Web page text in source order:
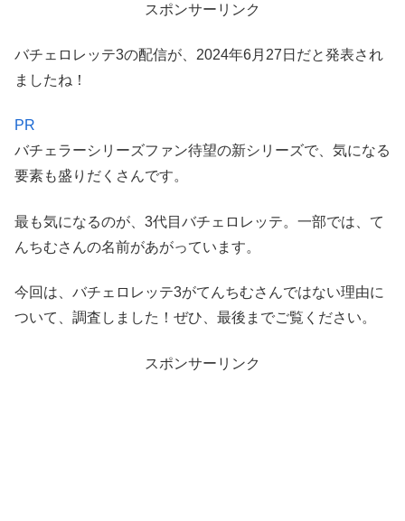
スポンサーリンク
バチェロレッテ3の配信が、2024年6月27日だと発表され
ましたね！
PR
バチェラーシリーズファン待望の新シリーズで、気になる
要素も盛りだくさんです。
最も気になるのが、3代目バチェロレッテ。一部では、て
んちむさんの名前があがっています。
今回は、バチェロレッテ3がてんちむさんではない理由に
ついて、調査しました！ぜひ、最後までご覧ください。
スポンサーリンク